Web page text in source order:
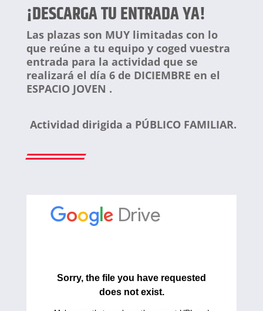
¡DESCARGA TU ENTRADA YA!
Las plazas son MUY limitadas con lo
que reúne a tu equipo y coged vuestra
entrada para la actividad que se
realizará el día 6 de DICIEMBRE en el
ESPACIO JOVEN .
Actividad dirigida a PÚBLICO FAMILIAR.